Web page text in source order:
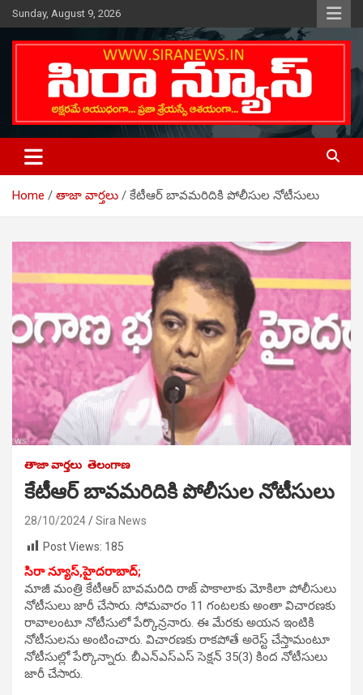
Skip
to
content
Sunday, August 9, 2026
SIRA NEWS
Telugu Online News Daily
Home తాజా వార్తలు కేటీఆర్ బావమరిదికి పోలీసుల నోటీసులు
తాజా వార్తలు తెలంగాణ
కేటీఆర్ బావమరిదికి పోలీసుల నోటీసులు
28/10/2024
Sira News
Post Views: 185
సిరా న్యూస్,హైదరాబాద్;
మాజీ మంత్రి కేటీఆర్ బావమరిది రాజ్ పాకాలాకు మోకిలా పోలీసులు
నోటీసులు జారీ చేసారు. సోమవారం 11 గంటలకు అంతా విచారణకు
రావాలంటూ నోటీసులో పేర్కొన్రనారు. ఈ మేరకు అయన ఇంటికి
నోటీసులను అంటించారు. విచారణకు రాకపోతే అరెస్ట్ చేస్తామంటూ
నోటీసుల్లో పేర్కొన్నారు. బీఎన్ఎస్ఎస్ సెక్షన్ 35(3) కింద నోటీసులు
జారీ చేసారు.